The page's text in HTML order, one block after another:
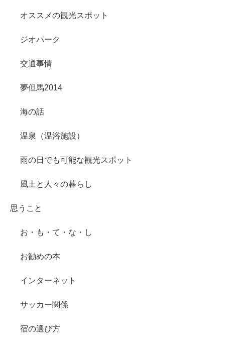
オススメの観光スポット
ジオパーク
交通事情
夢但馬2014
海の話
温泉（温浴施設）
雨の日でも可能な観光スポット
風土と人々の暮らし
思うこと
お・も・て・な・し
お勧めの本
インターネット
サッカー関係
宿の選び方